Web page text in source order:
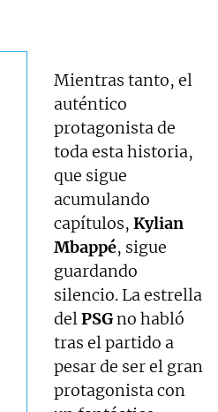
Mientras tanto, el
auténtico
protagonista de
toda esta historia,
que sigue
acumulando
capítulos,Kylian
Mbappé, sigue
guardando
silencio. La estrella
delPSGno habló
tras el partido a
pesar de ser el gran
protagonista con